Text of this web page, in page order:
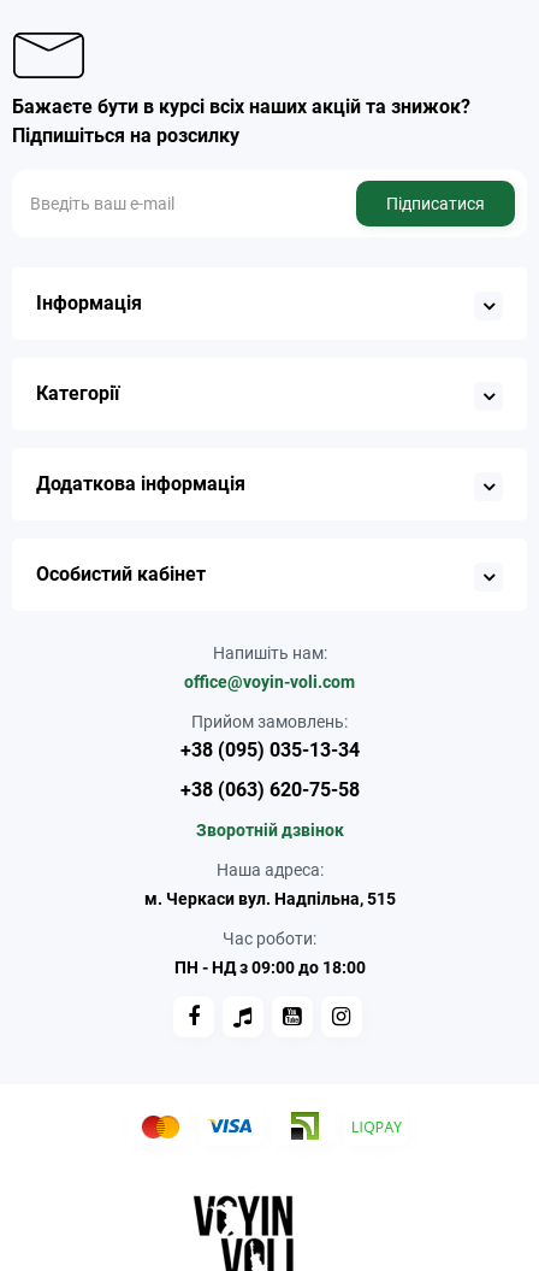
Бажаєте бути в курсі всіх наших акцій та знижок?
Підпишіться на розсилку
Підписатися
Інформація
Категорії
Додаткова інформація
Особистий кабінет
Напишіть нам:
office@voyin-voli.com
Прийом замовлень:
+38 (095) 035-13-34
+38 (063) 620-75-58
Зворотній дзвінок
Наша адреса:
м. Черкаси вул. Надпільна, 515
Час роботи:
ПН - НД з 09:00 до 18:00